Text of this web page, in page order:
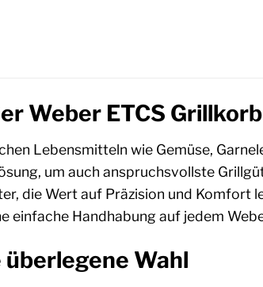
Weber ETCS
Lebensmitteln wie Gemüse,
um auch anspruchsvollste
die Wert auf Präzision und Komfort
einfache Handhabung auf jedem
Wahl